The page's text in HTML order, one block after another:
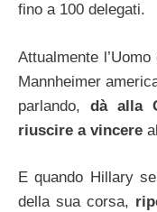
fino a 100 delegati.
Attualmente
Mannheimer
parlando,dà alla
riuscire a vincere
E quando Hillary
della sua corsa,